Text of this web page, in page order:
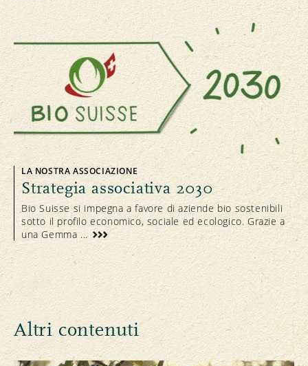
LA NOSTRA ASSOCIAZIONE
Strategia associativa 2030
Bio Suisse si impegna a favore di aziende bio sostenibili
sotto il profilo economico, sociale ed ecologico. Grazie a
una Gemma ...
Altri contenuti